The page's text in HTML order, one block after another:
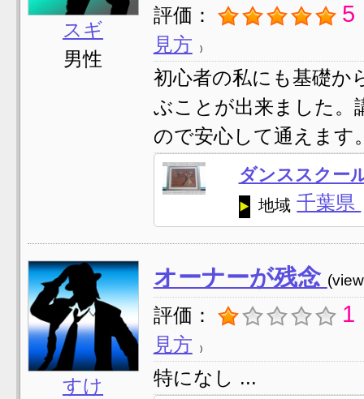
スギ
男性
評価：
5
見方
初心者の私にも基礎か
ぶことが出来ました。
ので安心して通えます
ダンススクー
地域 千葉県
すけ
オーナーが残念
評価： 1
見方
特になし ...